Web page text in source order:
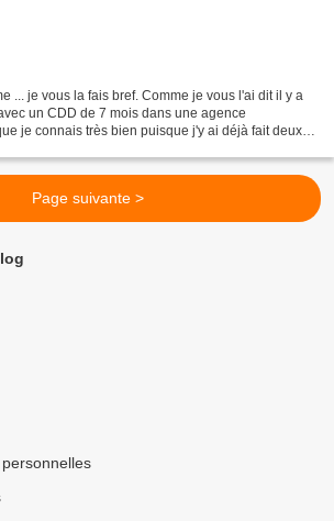
... je vous la fais bref. Comme je vous l'ai dit il y a
un CDD de 7 mois dans une agence
je connais très bien puisque j'y ai déjà fait deux
Page suivante >